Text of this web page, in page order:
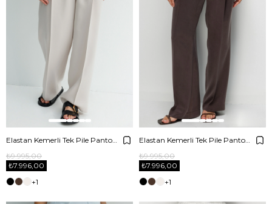
₺7.996,00
₺9.995,00
+1
₺7.996,00
₺9.995,00
+1